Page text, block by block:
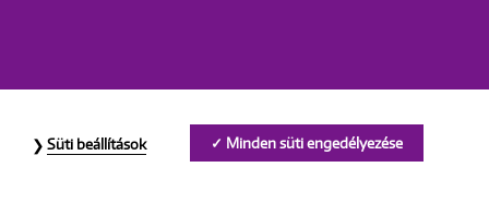
Minden süti engedélyezése
Süti beállítások